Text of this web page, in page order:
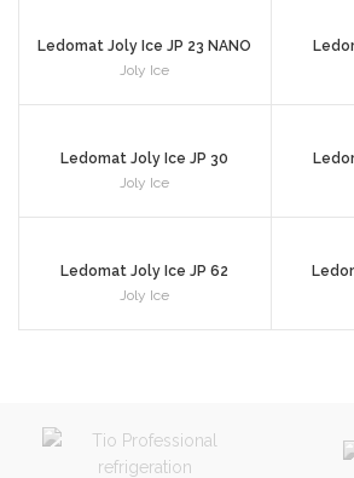
Ledomat Joly Ice JP 23 NANO
Joly Ice
Ledomat Joly Ice JP 30
Joly Ice
Ledomat Joly Ice JP 62
Joly Ice